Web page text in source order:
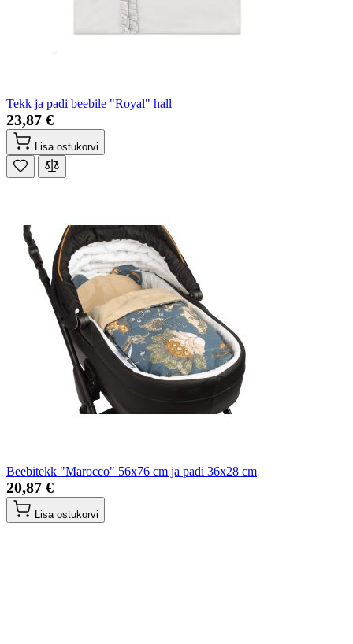
Tekk ja padi beebile "Royal" hall
23,87 €
Lisa ostukorvi
Beebitekk "Marocco" 56x76 cm ja padi 36x28 cm
20,87 €
Lisa ostukorvi